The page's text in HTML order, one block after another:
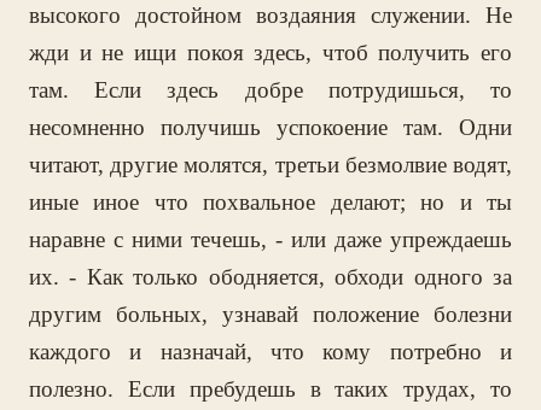
высокого достойном воздаяния служении. Не
жди и не ищи покоя здесь, чтоб получить его
там. Если здесь добре потрудишься, то
несомненно получишь успокоение там. Одни
читают, другие молятся, третьи безмолвие водят,
иные иное что похвальное делают; но и ты
наравне с ними течешь, - или даже упреждаешь
их. - Как только ободняется, обходи одного за
другим больных, узнавай положение болезни
каждого и назначай, что кому потребно и
полезно. Если пребудешь в таких трудах, то